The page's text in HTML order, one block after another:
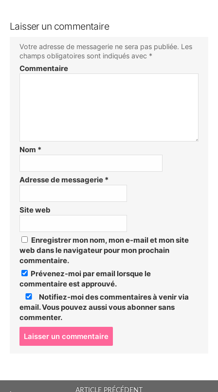
Laisser un commentaire
Votre adresse de messagerie ne sera pas publiée. Les
champs obligatoires sont indiqués avec *
Commentaire
Nom *
Adresse de messagerie *
Site web
Enregistrer mon nom, mon e-mail et mon site
web dans le navigateur pour mon prochain
commentaire.
Prévenez-moi par email lorsque le
commentaire est approuvé.
Notifiez-moi des commentaires à venir via
email. Vous pouvez aussivous abonnersans
commenter.
o
ARTICLE PRÉCÉDENT